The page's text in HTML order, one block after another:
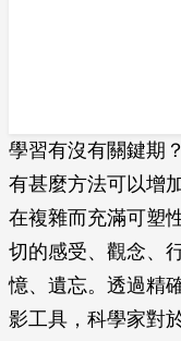
學習有沒有關鍵期
有甚麼方法可以增
在複雜而充滿可塑
切的感受、觀念、
憶、遺忘。透過精
影工具，科學家對